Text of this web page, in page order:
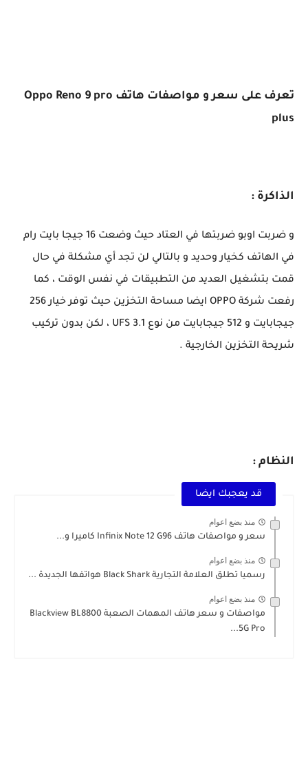
تعرف على سعر و مواصفات هاتف Oppo Reno 9 pro
plus
الذاكرة :
و ضربت اوبو ضربتها في العتاد حيث وضعت 16 جيجا بايت رام
في الهاتف كخيار وحديد و بالتالي لن تجد أي مشكلة في حال
قمت بتشغيل العديد من التطبيقات في نفس الوقت ، كما
رفعت شركة OPPO ايضا مساحة التخزين حيث توفر خيار 256
جيجابايت و 512 جيجابايت من نوع UFS 3.1 ، لكن بدون تركيب
شريحة التخزين الخارجية .
النظام :
قد يعجبك ايضا
منذ بضع اعوام
سعر و مواصفات هاتف Infinix Note 12 G96 كاميرا و...
منذ بضع اعوام
رسميا تطلق العلامة التجارية Black Shark هواتفها الجديدة ...
منذ بضع اعوام
مواصفات و سعر هاتف المهمات الصعبة Blackview BL8800
5G Pro...